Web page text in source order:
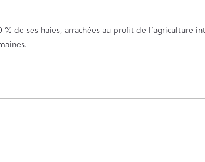
de ses haies, arrachées au profit de l’agriculture